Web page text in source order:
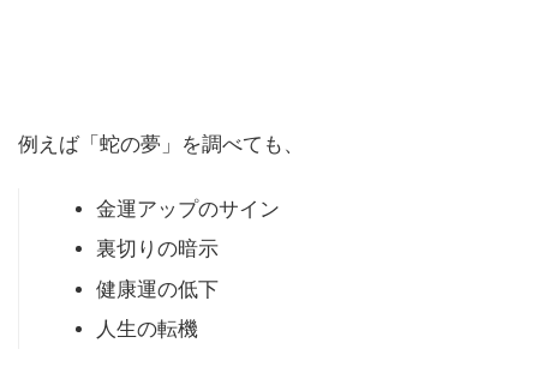
例えば「蛇の夢」を調べても、
金運アップのサイン
裏切りの暗示
健康運の低下
人生の転機